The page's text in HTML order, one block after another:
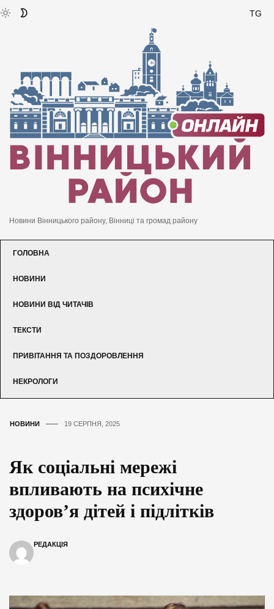
TG
Новини Вінницького району, Вінниці та громад району
ГОЛОВНА
НОВИНИ
НОВИНИ ВІД ЧИТАЧІВ
ТЕКСТИ
ПРИВІТАННЯ ТА ПОЗДОРОВЛЕННЯ
НЕКРОЛОГИ
НОВИНИ 19 СЕРПНЯ, 2025
Як соціальні мережі
впливають на психічне
здоров’я дітей і підлітків
РЕДАКЦІЯ